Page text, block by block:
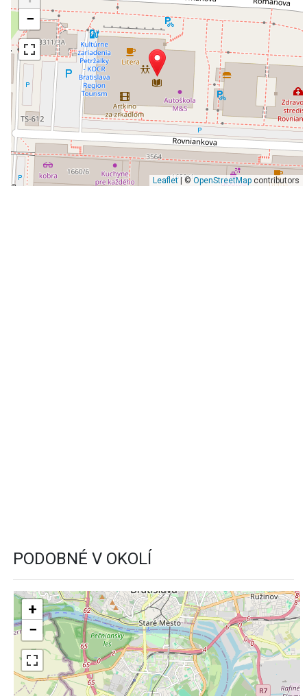
−
Leaflet| © OpenStreetMapcontributors
PODOBNÉ V OKOLÍ
+
−